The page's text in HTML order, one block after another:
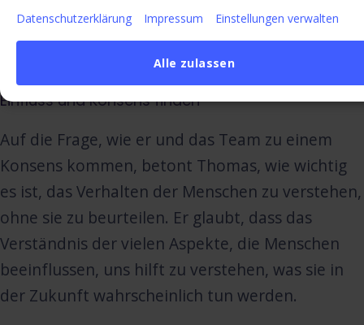
Datenschutzerklärung Impressum Einstellungen verwalten
Alle zulassen
Unterstützung der Innovation als weiteren
Rückenwind.
Einfluss und Konsens finden
Auf die Frage, wie er und das Team zu einem
Konsens kommen, betont Thomas, wie wichtig
es ist, das Verhalten der Menschen zu verstehen,
ohne sie zu beurteilen. Er glaubt, dass das
Verständnis der vielen Aspekte, die Menschen
beeinflussen, uns hilft zu verstehen, was sie in
der Zukunft wahrscheinlich tun werden.